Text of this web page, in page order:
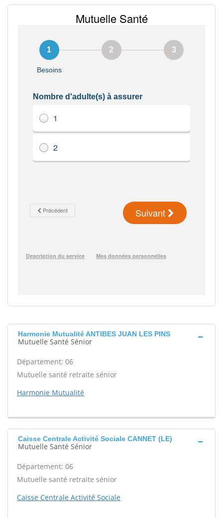
Harmonie Mutualité ANTIBES JUAN LES PINS
Mutuelle Santé Sénior
Département: 06
Mutuelle santé retraite sénior
Harmonie Mutualité
Caisse Centrale Activité Sociale CANNET (LE)
Mutuelle Santé Sénior
Département: 06
Mutuelle santé retraite sénior
Caisse Centrale Activité Sociale